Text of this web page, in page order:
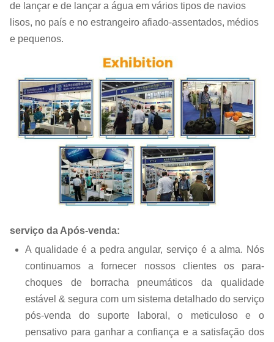
de lançar e de lançar a água em vários tipos de navios
lisos, no país e no estrangeiro afiado-assentados, médios
e pequenos.
serviço da Após-venda:
A qualidade é a pedra angular, serviço é a alma. Nós
continuamos a fornecer nossos clientes os para-
choques de borracha pneumáticos da qualidade
estável & segura com um sistema detalhado do serviço
pós-venda do suporte laboral, o meticuloso e o
pensativo para ganhar a confiança e a satisfação dos